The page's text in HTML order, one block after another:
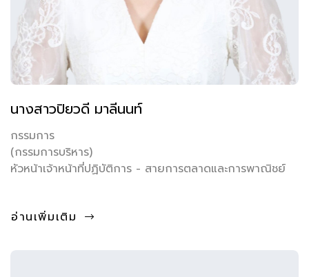
นางสาวปิยวดี มาลีนนท์
กรรมการ
(กรรมการบริหาร)
หัวหน้าเจ้าหน้าที่ปฏิบัติการ - สายการตลาดและการพาณิชย์
อ่านเพิ่มเติม